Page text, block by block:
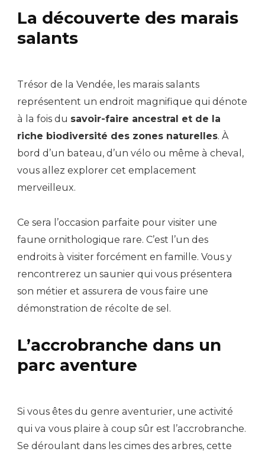
La découverte des marais
salants
Trésor de la Vendée, les marais salants
représentent un endroit magnifique qui dénote
à la fois du savoir-faire ancestral et de la
riche biodiversité des zones naturelles. À
bord d’un bateau, d’un vélo ou même à cheval,
vous allez explorer cet emplacement
merveilleux.
Ce sera l’occasion parfaite pour visiter une
faune ornithologique rare. C’est l’un des
endroits à visiter forcément en famille. Vous y
rencontrerez un saunier qui vous présentera
son métier et assurera de vous faire une
démonstration de récolte de sel.
L’accrobranche dans un
parc aventure
Si vous êtes du genre aventurier, une activité
qui va vous plaire à coup sûr est l’accrobranche.
Se déroulant dans les cimes des arbres, cette